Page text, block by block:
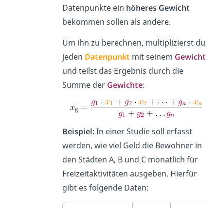
Datenpunkte ein höheres Gewicht
bekommen sollen als andere.
Um ihn zu berechnen, multiplizierst du
jeden Datenpunkt mit seinem Gewicht
und teilst das Ergebnis durch die
Summe der Gewichte:
Beispiel:In einer Studie soll erfasst
werden, wie viel Geld die Bewohner in
den Städten A, B und C monatlich für
Freizeitaktivitäten ausgeben. Hierfür
gibt es folgende Daten: